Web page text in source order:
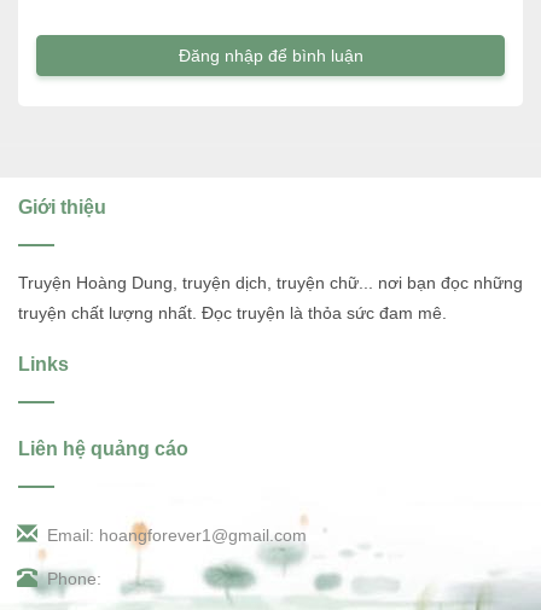
Đăng nhập để bình luận
Giới thiệu
Truyện Hoàng Dung, truyện dịch, truyện chữ... nơi bạn đọc những
truyện chất lượng nhất. Đọc truyện là thỏa sức đam mê.
Links
Liên hệ quảng cáo
Email: hoangforever1@gmail.com
Phone: